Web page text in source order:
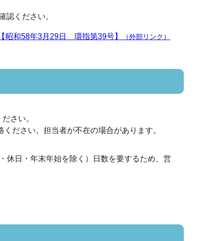
認ください。
昭和58年3月29日 環指第39号】 （外部リンク）
さい。
ださい。担当者が不在の場合があります。
休日・年末年始を除く）日数を要するため、営